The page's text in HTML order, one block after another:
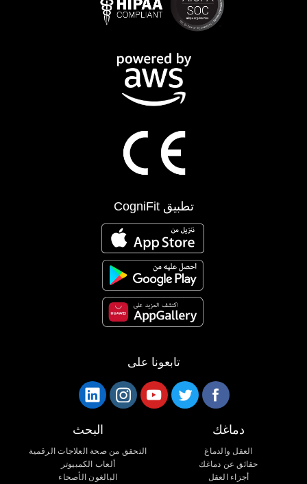
تطبيق CogniFit
تابعونا على
دماغك
العقل والدماغ
حقائق عن دماغك
أجزاء العقل
البحث
التحقق من صحة العلاجات الرقمية
ألعاب الكمبيوتر
البالغون الأصحاء